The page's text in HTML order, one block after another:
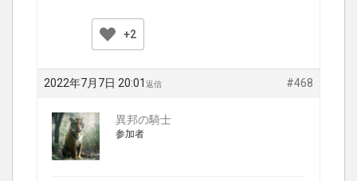
+2
2022年7月7日 20:01 #468
返信
異邦の騎士
参加者